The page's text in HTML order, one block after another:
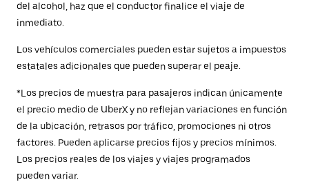
del alcohol, haz que el conductor finalice el viaje de
inmediato.
Los vehículos comerciales pueden estar sujetos a impuestos
estatales adicionales que pueden superar el peaje.
*Los precios de muestra para pasajeros indican únicamente
el precio medio de UberX y no reflejan variaciones en función
de la ubicación, retrasos por tráfico, promociones ni otros
factores. Pueden aplicarse precios fijos y precios mínimos.
Los precios reales de los viajes y viajes programados
pueden variar.